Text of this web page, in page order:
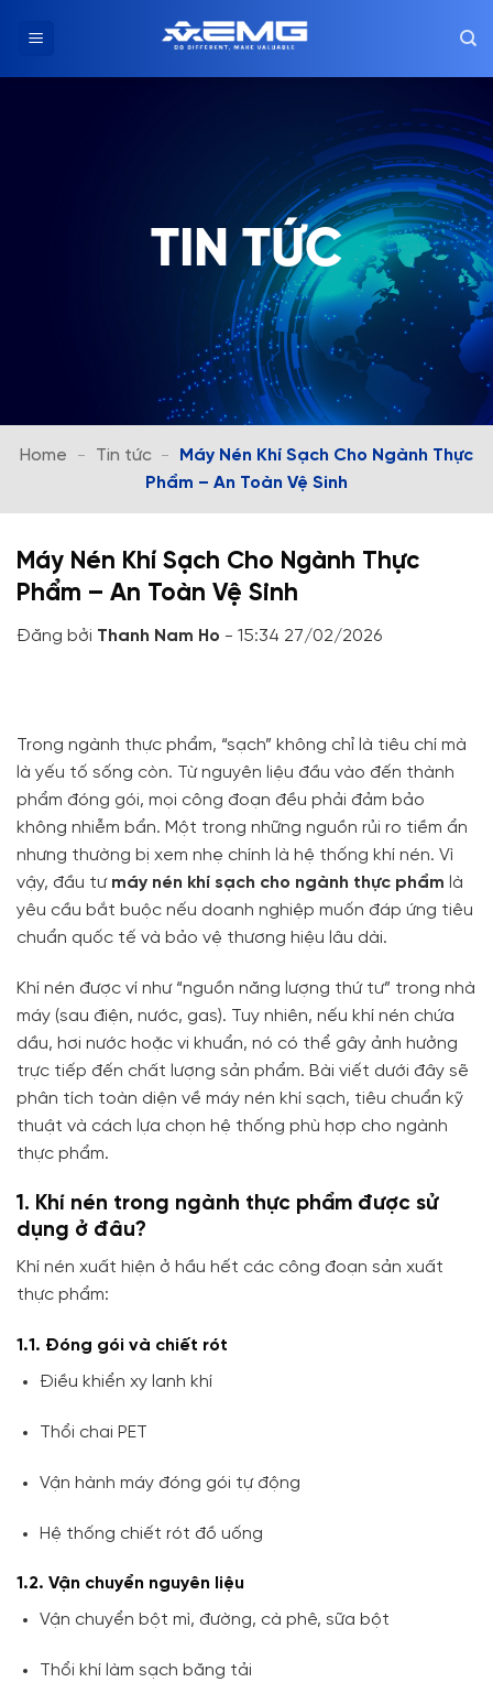
đến
TIN TỨC
Home - Tin tức -
Máy Nén Khí Sạch Cho Ngành Thực
Phẩm – An Toàn Vệ Sinh
Máy Nén Khí Sạch Cho Ngành Thực
Phẩm – An Toàn Vệ Sinh
Đăng bởi Thanh Nam Ho - 15:34 27/02/2026
Trong ngành thực phẩm, “sạch” không chỉ là tiêu chí mà
là yếu tố sống còn. Từ nguyên liệu đầu vào đến thành
phẩm đóng gói, mọi công đoạn đều phải đảm bảo
không nhiễm bẩn. Một trong những nguồn rủi ro tiềm ẩn
nhưng thường bị xem nhẹ chính là hệ thống khí nén. Vì
vậy, đầu tư máy nén khí sạch cho ngành thực phẩm là
yêu cầu bắt buộc nếu doanh nghiệp muốn đáp ứng tiêu
chuẩn quốc tế và bảo vệ thương hiệu lâu dài.
Khí nén được ví như “nguồn năng lượng thứ tư” trong nhà
máy (sau điện, nước, gas). Tuy nhiên, nếu khí nén chứa
dầu, hơi nước hoặc vi khuẩn, nó có thể gây ảnh hưởng
trực tiếp đến chất lượng sản phẩm. Bài viết dưới đây sẽ
phân tích toàn diện về máy nén khí sạch, tiêu chuẩn kỹ
thuật và cách lựa chọn hệ thống phù hợp cho ngành
thực phẩm.
1. Khí nén trong ngành thực phẩm được sử
dụng ở đâu?
Khí nén xuất hiện ở hầu hết các công đoạn sản xuất
thực phẩm:
1.1. Đóng gói và chiết rót
Điều khiển xy lanh khí
Thổi chai PET
Vận hành máy đóng gói tự động
Hệ thống chiết rót đồ uống
1.2. Vận chuyển nguyên liệu
Vận chuyển bột mì, đường, cà phê, sữa bột
Thổi khí làm sạch băng tải